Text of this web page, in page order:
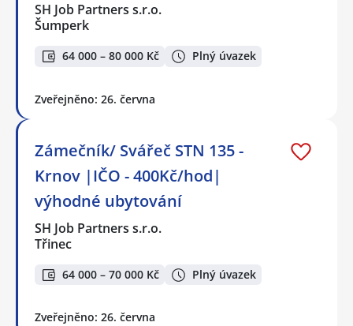
SH Job Partners s.r.o.
Šumperk
64 000 – 80 000 Kč Plný úvazek
Zveřejněno: 26. června
Zámečník/ Svářeč STN 135 -
Krnov |IČO - 400Kč/hod|
výhodné ubytování
SH Job Partners s.r.o.
Třinec
64 000 – 70 000 Kč Plný úvazek
Zveřejněno: 26. června